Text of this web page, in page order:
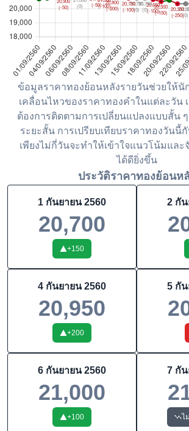
ข้อมูลราคาทองย้อนหลังรายวันช่วยให้นั
เคลื่อนไหวของราคาทองคำในแต่ละวัน
ต้องการติดตามการเปลี่ยนแปลงแบบสั้น ๆ
ระยะสั้น การเปรียบเทียบราคาทองวันนี้
เพียงไม่กี่วันจะทำให้เข้าใจแนวโน้มและ
ได้ดียิ่งขึ้น
ประวัติราคาทองย้อนห
1 กันยายน 2560
20,700
+150
2 กัน
4 กันยายน 2560
20,950
+200
5 กัน
6 กันยายน 2560
21,000
+100
7 กัน
ไ